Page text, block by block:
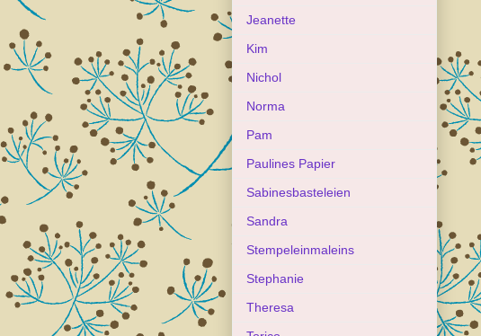
Jeanette
Kim
Nichol
Norma
Pam
Paulines Papier
Sabinesbasteleien
Sandra
Stempeleinmaleins
Stephanie
Theresa